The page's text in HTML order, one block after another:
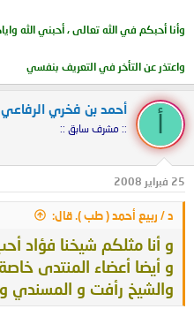
وأنا أحبكم في الله تعالى ، أحبني الله
واعتذر عن التأخر في التعريف بنفسي
أحمد بن فخري الرفاعي
:: مشرف سابق ::
25 فبراير 2008
د / ربيع أحمد ( طب ). قال:
و أنا مثلكم شيخنا فؤاد
و أيضا أعضاء المنتدى
والشيخ رأفت و المسندي